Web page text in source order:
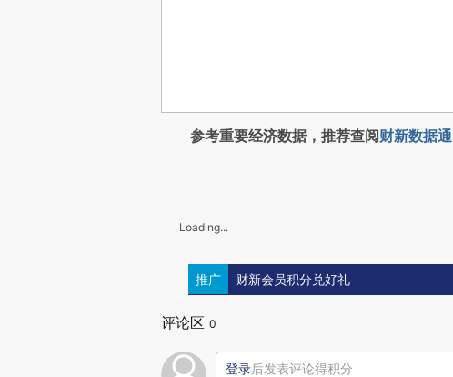
参考重要经济数据，推荐查阅财新数据通
Loading...
推广 财新会员积分兑好礼
评论区 0
登录后发表评论得积分